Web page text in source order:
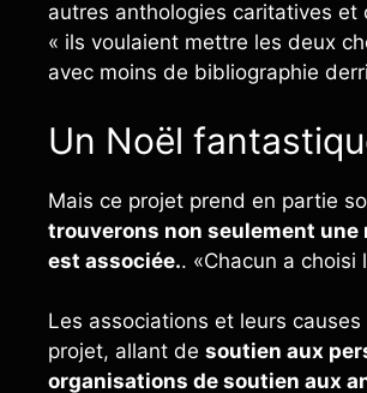
autres anthologies caritatives
« ils voulaient mettre les deux
avec moins de bibliographie
Un Noël
Mais ce projet prend en partie
trouverons non seulement
est associée.. «Chacun a choisi
Les associations et leurs
projet, allant de soutien aux
organisations de soutien aux